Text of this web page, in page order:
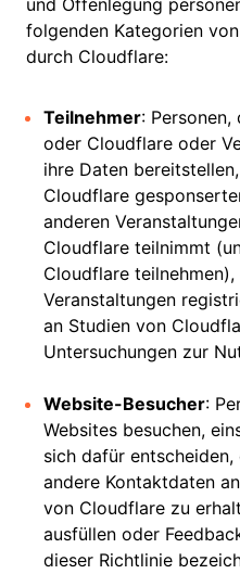
und Offenlegung
folgenden Kategorien
durch Cloudflare:
Teilnehmer: Personen,
oder Cloudflare oder
ihre Daten
Cloudflare
anderen
Cloudflare teilnimmt
Cloudflare
Veranstaltungen
an Studien von
Untersuchungen zur
Website-Besucher:
Websites besuchen,
sich dafür
andere Kontaktdaten
von Cloudflare zu
ausfüllen oder
dieser Richtlinie